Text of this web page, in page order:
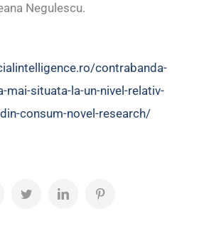
Negulescu.
contrabanda-
mai-situata-la-un-nivel-relativ-
consum-novel-research/
Twitter LinkedInPinterest